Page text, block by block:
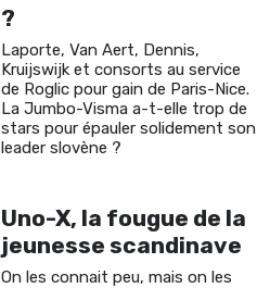
?
Laporte, Van Aert, Dennis,
Kruijswijk et consorts au service
de Roglic pour gain de Paris-Nice.
La Jumbo-Visma a-t-elle trop de
stars pour épauler solidement son
leader slovène ?
Uno-X, la fougue de la
jeunesse scandinave
On les connait peu, mais on les